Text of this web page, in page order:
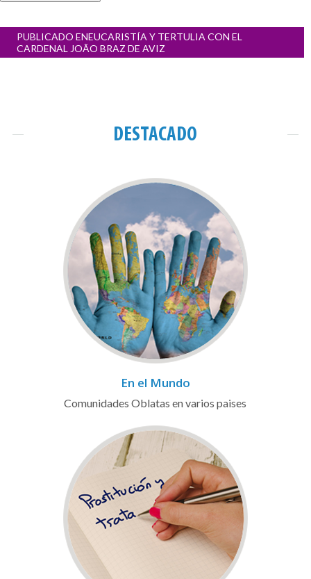
Navegación
entradas
PUBLICADO ENEUCARISTÍA Y TERTULIA CON EL
CARDENAL JOÃO BRAZ DE AVIZ
DESTACADO
En el Mundo
Comunidades Oblatas en varios paises